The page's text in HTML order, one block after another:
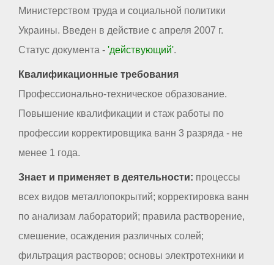
Министерством труда и социальной политики
Украины. Введен в действие с апреля 2007 г.
Статус документа - 'действующий'.
Квалификационные требования
Профессионально-техническое образование.
Повышение квалификации и стаж работы по
профессии корректировщика ванн 3 разряда - не
менее 1 года.
Знает и применяет в деятельности: процессы
всех видов металлопокрытий; корректировка ванн
по анализам лабораторий; правила растворение,
смешение, осаждения различных солей;
фильтрация растворов; основы электротехники и